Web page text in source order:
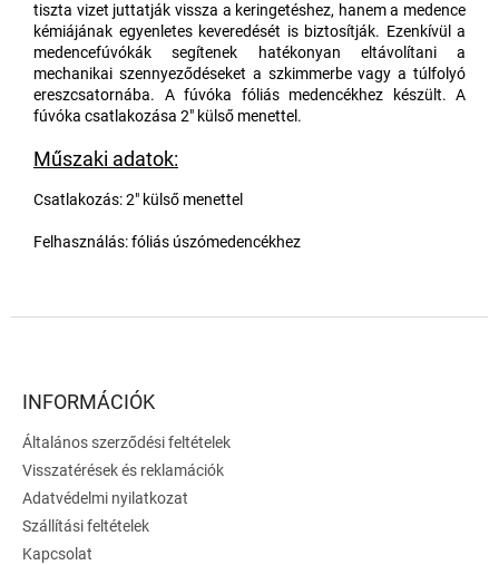
tiszta vizet juttatják vissza a keringetéshez, hanem a medence
kémiájának egyenletes keveredését is biztosítják. Ezenkívül a
medencefúvókák segítenek hatékonyan eltávolítani a
mechanikai szennyeződéseket a szkimmerbe vagy a túlfolyó
ereszcsatornába. A fúvóka fóliás medencékhez készült. A
fúvóka csatlakozása 2" külső menettel.
Műszaki adatok:
Csatlakozás: 2" külső menettel
Felhasználás: fóliás úszómedencékhez
INFORMÁCIÓK
Általános szerződési feltételek
Visszatérések és reklamációk
Adatvédelmi nyilatkozat
Szállítási feltételek
Kapcsolat